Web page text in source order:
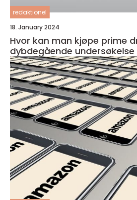
redaktionel
18. January 2024
Hvor kan man kjøpe prime
dybdegående undersøkelse